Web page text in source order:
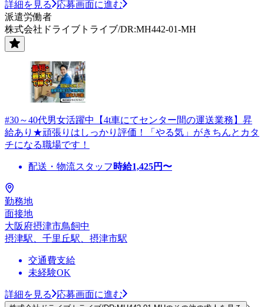
詳細を見る
応募画面に進む
派遣労働者
株式会社ドライブトライブ/DR:MH442-01-MH
#30～40代男女活躍中【4t車にてセンター間の運送業務】昇
給あり★頑張りはしっかり評価！「やる気」がきちんとカタ
チになる職場です！
配送・物流スタッフ 時給1,425円〜
勤務地
面接地
大阪府摂津市鳥飼中
摂津駅、千里丘駅、摂津市駅
交通費支給
未経験OK
詳細を見る 応募画面に進む